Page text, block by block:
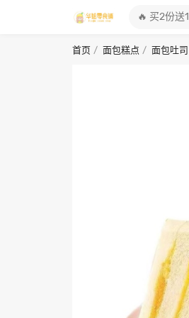
首页 面包糕点 面包吐司